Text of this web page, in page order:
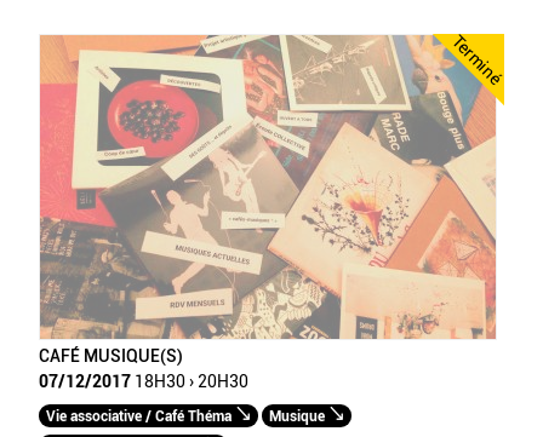
Terminé
CAFÉ MUSIQUE(S)
07/12/2017 18H30 › 20H30
Vie associative / Café Théma
Musique